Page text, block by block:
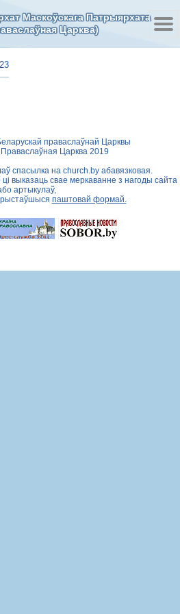
Маскоўскага Патрыярхата
Царква)
праваслаўнай Царквы
Царква 2019
спасылка на church.by абавязковая.
выказаць свае меркаванне з нагоды сайта
артыкулаў,
паштовай формай.